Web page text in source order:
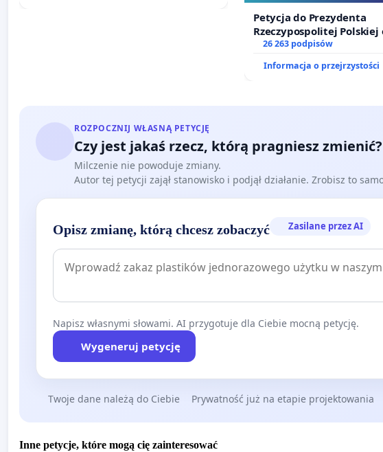
Petycja do Prezydenta
Rzeczypospolitej Polskiej
zawetowanie ustawy
26 263 podpisów
Informacja o przejrzystości
ROZPOCZNIJ WŁASNĄ PETYCJĘ
Czy jest jakaś rzecz, którą pragniesz zmienić?
Milczenie nie powoduje zmiany.
Autor tej petycji zajął stanowisko i podjął działanie. Zrobisz to
Opisz zmianę, którą chcesz zobaczyć Zasilane przez AI
Napisz własnymi słowami. AI przygotuje dla Ciebie mocną petycję.
Wygeneruj petycję
Twoje dane należą do Ciebie Prywatność już na etapie projektowania
Inne petycje, które mogą cię zainteresować